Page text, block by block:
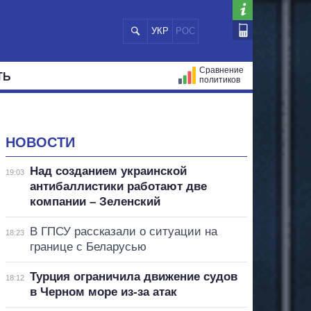
УКР РОС
Сравнение
политиков
НОВОСТИ
19:03
Над созданием украинской
антибаллистики работают две
компании – Зеленский
18:23
В ГПСУ рассказали о ситуации на
границе с Беларусью
18:12
Турция ограничила движение судов
в Черном море из-за атак